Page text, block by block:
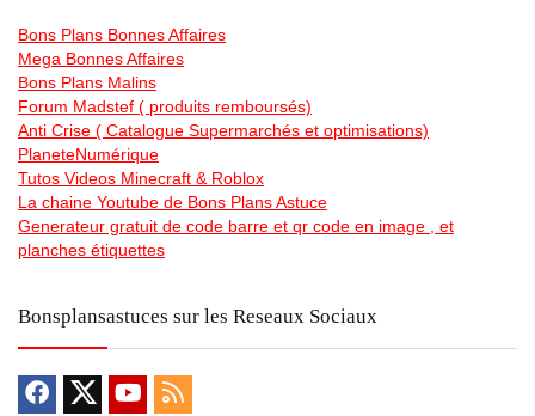
Bons Plans Bonnes Affaires
Mega Bonnes Affaires
Bons Plans Malins
Forum Madstef ( produits remboursés)
Anti Crise ( Catalogue Supermarchés et optimisations)
PlaneteNumérique
Tutos Videos Minecraft & Roblox
La chaine Youtube de Bons Plans Astuce
Generateur gratuit de code barre et qr code en image , et
planches étiquettes
Bonsplansastuces sur les Reseaux Sociaux